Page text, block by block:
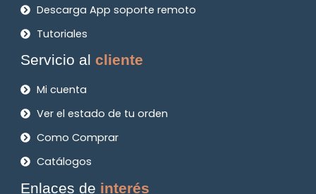
Descarga App soporte remoto
Tutoriales
Servicio alcliente
Mi cuenta
Ver el estado de tu orden
Como Comprar
Catálogos
Enlaces de interés